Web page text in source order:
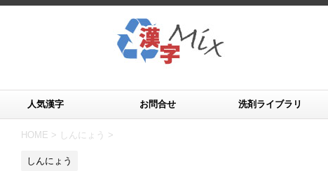
人気漢字 お問合せ 洗剤ライブラリ
HOME > しんにょう >
しんにょう